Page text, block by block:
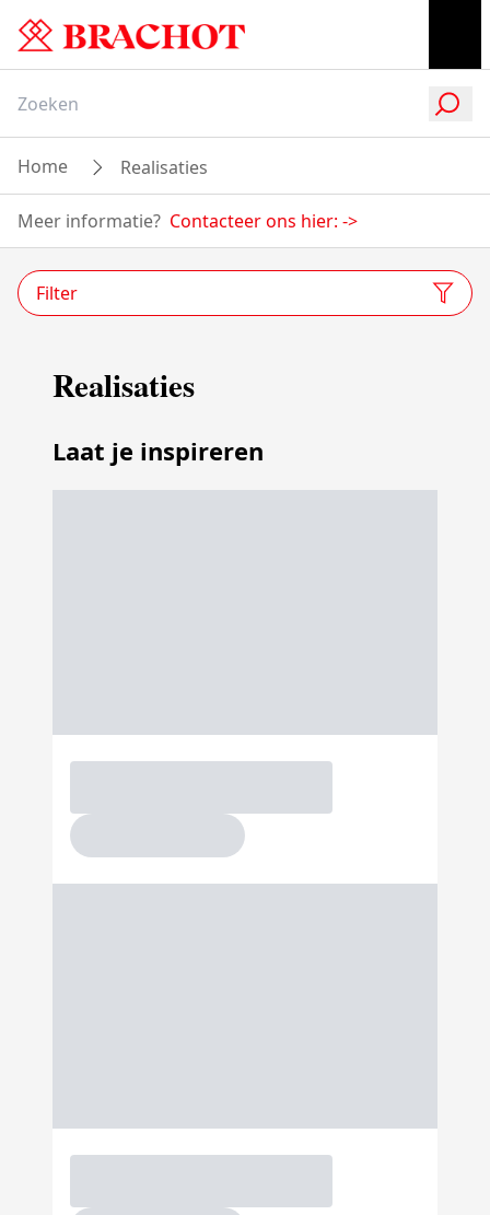
Home Realisaties
Meer informatie? Contacteer ons hier: ->
Filter
Realisaties
Laat je inspireren